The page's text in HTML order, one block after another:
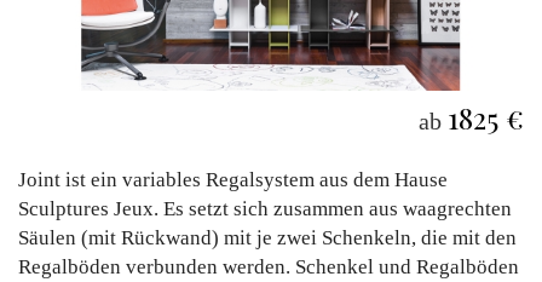
ab 1825 €
Joint ist ein variables Regalsystem aus dem Hause
Sculptures Jeux. Es setzt sich zusammen aus waagrechten
Säulen (mit Rückwand) mit je zwei Schenkeln, die mit den
Regalböden verbunden werden. Schenkel und Regalböden